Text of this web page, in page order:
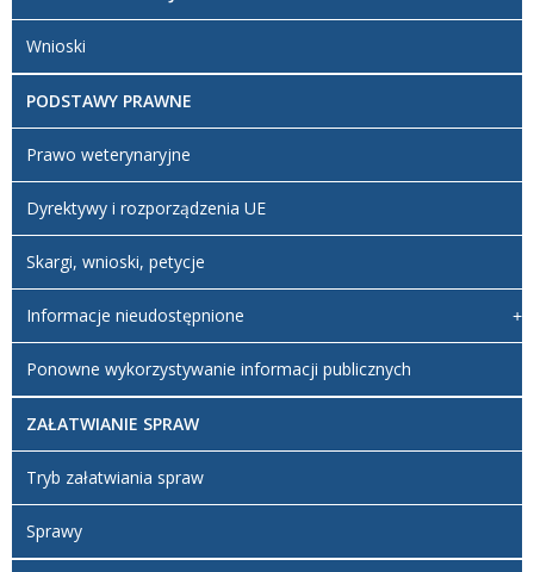
Wnioski
PODSTAWY PRAWNE
Prawo weterynaryjne
Dyrektywy i rozporządzenia UE
Skargi, wnioski, petycje
Informacje nieudostępnione
Ponowne wykorzystywanie informacji publicznych
ZAŁATWIANIE SPRAW
Tryb załatwiania spraw
Sprawy